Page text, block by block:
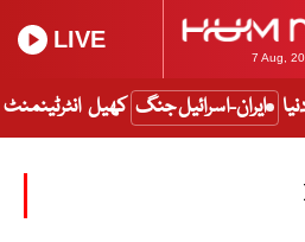
7 Aug,
LIVE
ایران-اسرائیل جنگ کھیل انٹرٹینمنٹ